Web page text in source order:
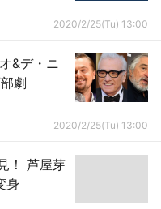
2020/2/25(Tu) 13:00
&デ・ニ
劇
2020/2/25(Tu) 13:00
！ 芦屋芽
身